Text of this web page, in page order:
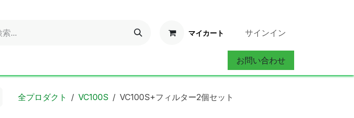
マイカート サインイン
お問い合わせ
全プロダクト VC100S VC100S+フィルター2個セット